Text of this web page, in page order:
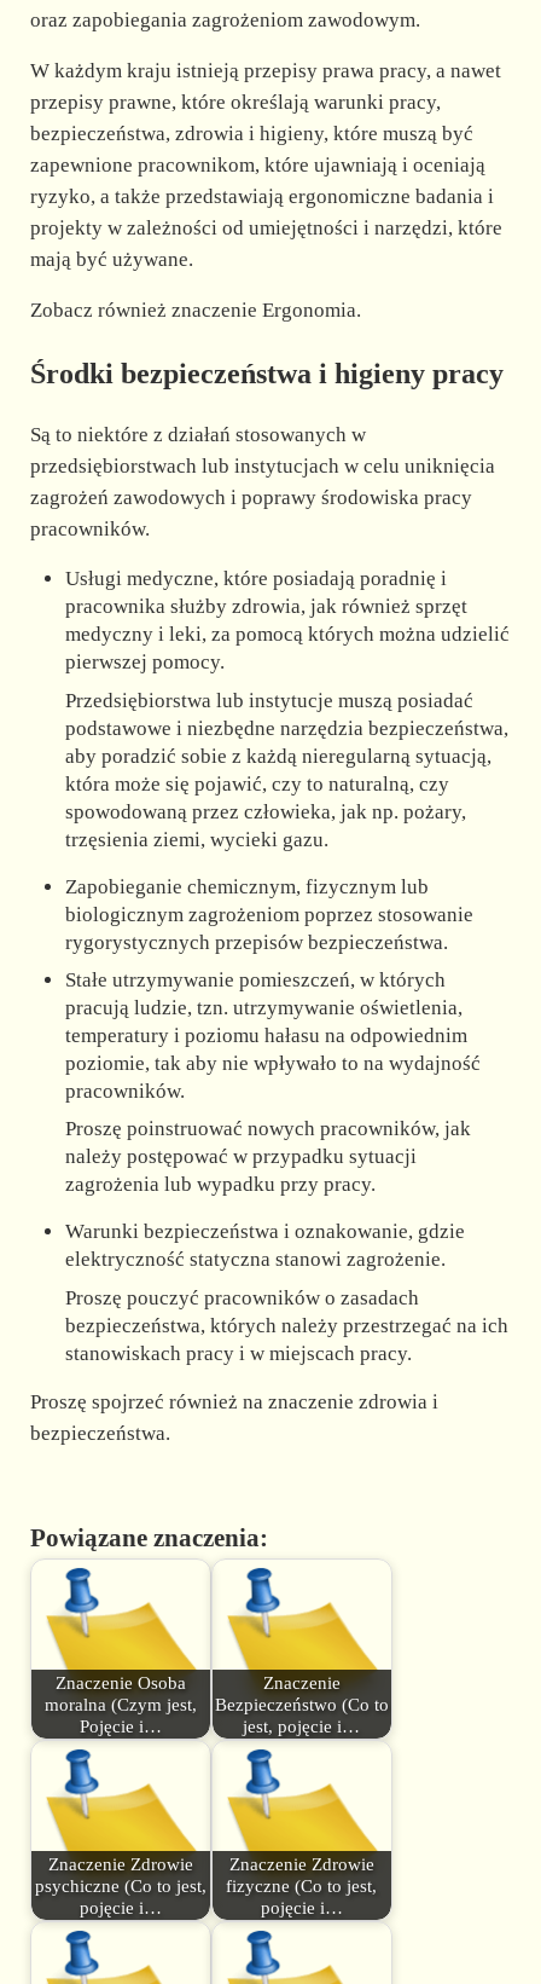
oraz zapobiegania zagrożeniom zawodowym.
W każdym kraju istnieją przepisy prawa pracy, a nawet
przepisy prawne, które określają warunki pracy,
bezpieczeństwa, zdrowia i higieny, które muszą być
zapewnione pracownikom, które ujawniają i oceniają
ryzyko, a także przedstawiają ergonomiczne badania i
projekty w zależności od umiejętności i narzędzi, które
mają być używane.
Zobacz również znaczenie Ergonomia.
Środki bezpieczeństwa i higieny pracy
Są to niektóre z działań stosowanych w
przedsiębiorstwach lub instytucjach w celu uniknięcia
zagrożeń zawodowych i poprawy środowiska pracy
pracowników.
Usługi medyczne, które posiadają poradnię i
pracownika służby zdrowia, jak również sprzęt
medyczny i leki, za pomocą których można udzielić
pierwszej pomocy.
Przedsiębiorstwa lub instytucje muszą posiadać
podstawowe i niezbędne narzędzia bezpieczeństwa,
aby poradzić sobie z każdą nieregularną sytuacją,
która może się pojawić, czy to naturalną, czy
spowodowaną przez człowieka, jak np. pożary,
trzęsienia ziemi, wycieki gazu.
Zapobieganie chemicznym, fizycznym lub
biologicznym zagrożeniom poprzez stosowanie
rygorystycznych przepisów bezpieczeństwa.
Stałe utrzymywanie pomieszczeń, w których
pracują ludzie, tzn. utrzymywanie oświetlenia,
temperatury i poziomu hałasu na odpowiednim
poziomie, tak aby nie wpływało to na wydajność
pracowników.
Proszę poinstruować nowych pracowników, jak
należy postępować w przypadku sytuacji
zagrożenia lub wypadku przy pracy.
Warunki bezpieczeństwa i oznakowanie, gdzie
elektryczność statyczna stanowi zagrożenie.
Proszę pouczyć pracowników o zasadach
bezpieczeństwa, których należy przestrzegać na ich
stanowiskach pracy i w miejscach pracy.
Proszę spojrzeć również na znaczenie zdrowia i
bezpieczeństwa.
Powiązane znaczenia:
Znaczenie Osoba
moralna (Czym jest,
Pojęcie i…
Znaczenie
Bezpieczeństwo (Co to
jest, pojęcie i…
Znaczenie Zdrowie
psychiczne (Co to jest,
pojęcie i…
Znaczenie Zdrowie
fizyczne (Co to jest,
pojęcie i…